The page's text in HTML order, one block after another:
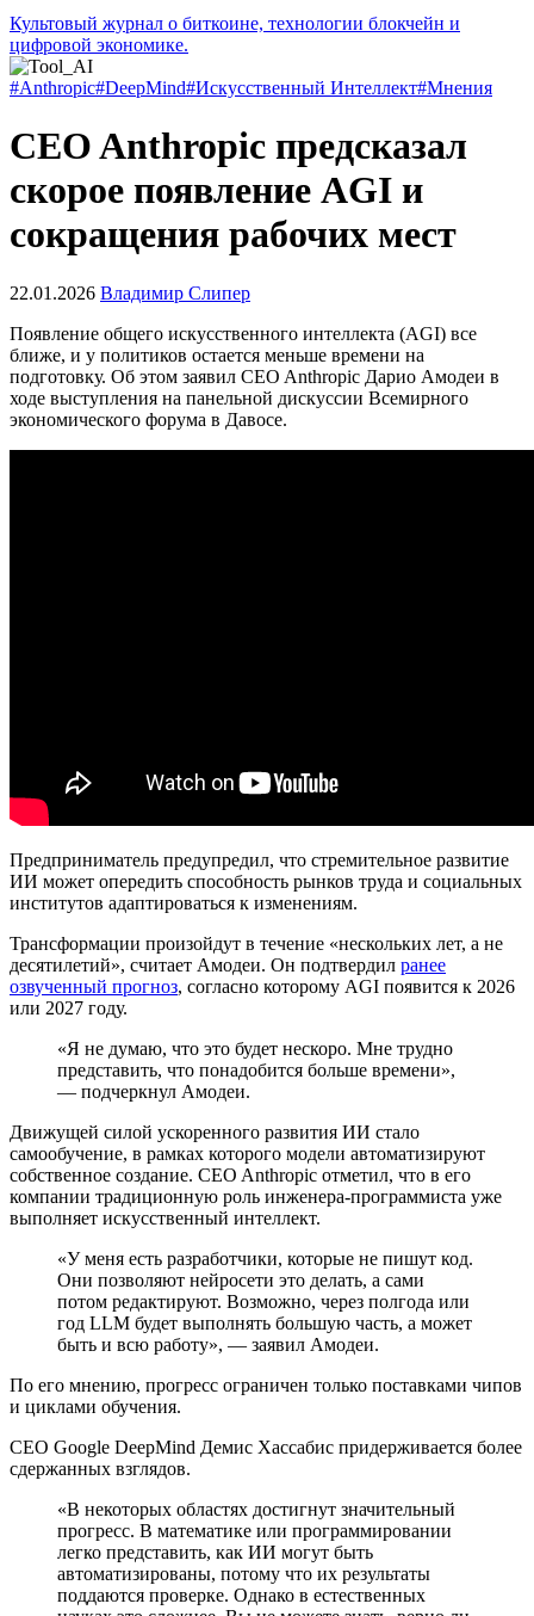
Культовый журнал о биткоине, технологии блокчейн и
цифровой экономике.
#Anthropic#DeepMind#Искусственный Интеллект#Мнения
CEO Anthropic предсказал
скорое появление AGI и
сокращения рабочих мест
22.01.2026 Владимир Слипер
Появление общего искусственного интеллекта (AGI) все
ближе, и у политиков остается меньше времени на
подготовку. Об этом заявил CEO Anthropic Дарио Амодеи в
ходе выступления на панельной дискуссии Всемирного
экономического форума в Давосе.
Предприниматель предупредил, что стремительное развитие
ИИ может опередить способность рынков труда и социальных
институтов адаптироваться к изменениям.
Трансформации произойдут в течение «нескольких лет, а не
десятилетий», считает Амодеи. Он подтвердил ранее
озвученный прогноз, согласно которому AGI появится к 2026
или 2027 году.
«Я не думаю, что это будет нескоро. Мне трудно
представить, что понадобится больше времени»,
— подчеркнул Амодеи.
Движущей силой ускоренного развития ИИ стало
самообучение, в рамках которого модели автоматизируют
собственное создание. CEO Anthropic отметил, что в его
компании традиционную роль инженера-программиста уже
выполняет искусственный интеллект.
«У меня есть разработчики, которые не пишут код.
Они позволяют нейросети это делать, а сами
потом редактируют. Возможно, через полгода или
год LLM будет выполнять большую часть, а может
быть и всю работу», — заявил Амодеи.
По его мнению, прогресс ограничен только поставками чипов
и циклами обучения.
CEO Google DeepMind Демис Хассабис придерживается более
сдержанных взглядов.
«В некоторых областях достигнут значительный
прогресс. В математике или программировании
легко представить, как ИИ могут быть
автоматизированы, потому что их результаты
поддаются проверке. Однако в естественных